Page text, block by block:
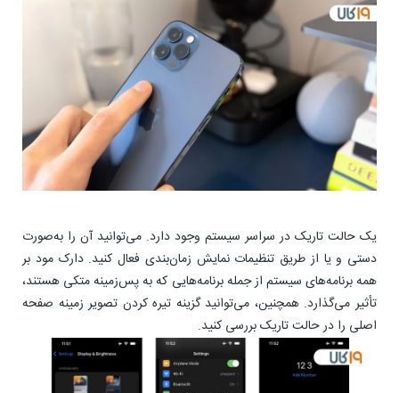
یک حالت تاریک در سراسر سیستم وجود دارد. می‌توانید آن را به‌صورت
دستی و یا از طریق تنظیمات نمایش زمان‌بندی فعال کنید. دارک مود بر
همه برنامه‌های سیستم از جمله برنامه‌هایی که به پس‌زمینه متکی هستند،
تأثیر می‌گذارد. همچنین، می‌توانید گزینه تیره کردن تصویر زمینه صفحه
اصلی را در حالت تاریک بررسی کنید.